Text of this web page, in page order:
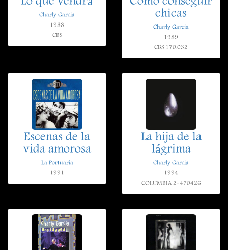
Charly Garcia
1988
CBS
chicas
Charly Garcia
1989
CBS 170.032
Escenas de la
vida amorosa
La Portuaria
1991
La hija de la
lágrima
Charly Garcia
1994
COLUMBIA 2-470426